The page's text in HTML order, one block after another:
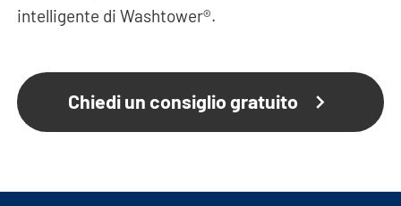
intelligente di Washtower®.
Chiedi un consiglio gratuito